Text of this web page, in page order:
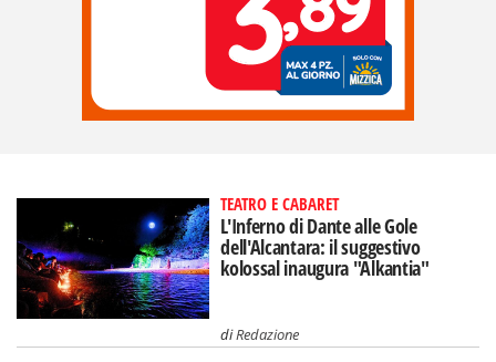
TEATRO E CABARET
L'Inferno di Dante alle Gole
dell'Alcantara: il suggestivo
kolossal inaugura "Alkantia"
diRedazione